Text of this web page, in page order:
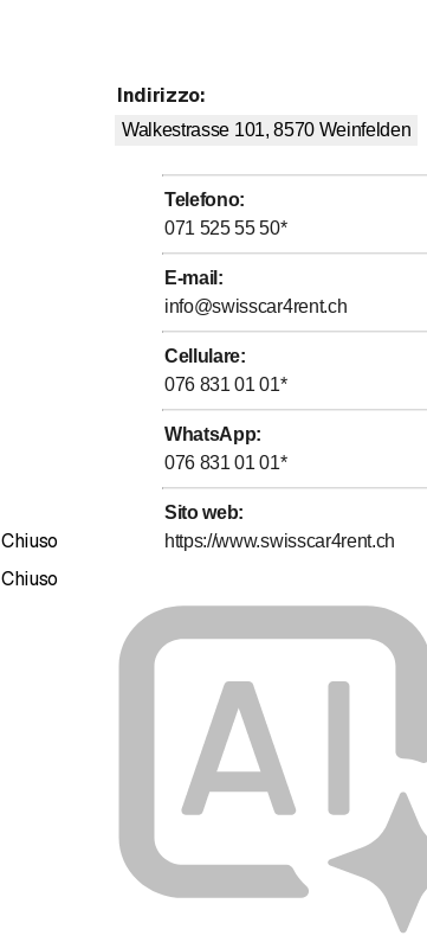
Chiuso
Chiuso
Indirizzo:
Walkestrasse 101, 8570 Weinfelden
Telefono:
071 525 55 50*
E-mail :
info@swisscar4rent.ch
Cellulare:
076 831 01 01*
WhatsApp:
076 831 01 01*
Sito web:
https://www.swisscar4rent.ch